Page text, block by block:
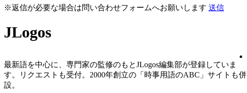
※返信が必要な場合は問い合わせフォームへお願いします 送信
JLogos
最新語を中心に、専門家の監修のもとJLogos編集部が登録していま
す。リクエストも受付。2000年創立の「時事用語のABC」サイトも併
設。